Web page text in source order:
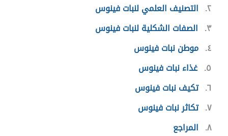
٢ التصنيف العلمي لنبات فينوس
٣
الصفات الشكلية لنبات فينوس
٤ موطن نبات فينوس
٥ غذاء نبات فينوس
٦ تكيف نبات فينوس
٧ تكاثر نبات فينوس
٨ المراجع